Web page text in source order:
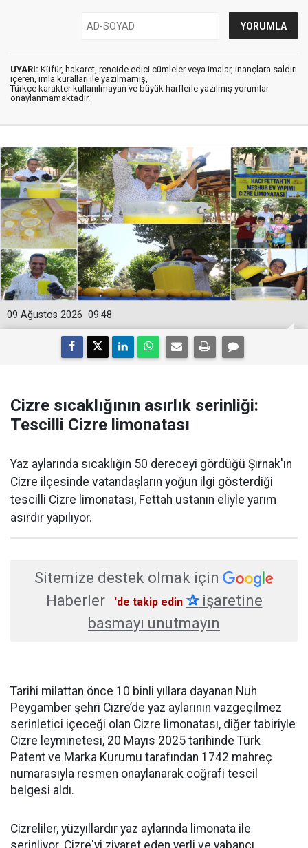
UYARI: Küfür, hakaret, rencide edici cümleler veya imalar, inançlara saldırı
içeren, imla kuralları ile yazılmamış,
Türkçe karakter kullanılmayan ve büyük harflerle yazılmış yorumlar
onaylanmamaktadır.
09:48
09 Ağustos 2026
Cizre sıcaklığının asırlık serinliği:
Tescilli Cizre limonatası
Yaz aylarında sıcaklığın 50 dereceyi gördüğü Şırnak'ın
Cizre ilçesinde vatandaşların yoğun ilgi gösterdiği
tescilli Cizre limonatası, Fettah ustanın eliyle yarım
asırdır yapılıyor.
Sitemize destek olmak için
Haberler
'de takip edin ✰işaretine
basmayı unutmayın
Tarihi milattan önce 10 binli yıllara dayanan Nuh
Peygamber şehri Cizre’de yaz aylarının vazgeçilmez
serinletici içeceği olan Cizre limonatası, diğer tabiriyle
Cizre leyminetesi, 20 Mayıs 2025 tarihinde Türk
Patent ve Marka Kurumu tarafından 1742 mahreç
numarasıyla resmen onaylanarak coğrafi tescil
belgesi aldı.
Cizreliler, yüzyıllardır yaz aylarında limonata ile